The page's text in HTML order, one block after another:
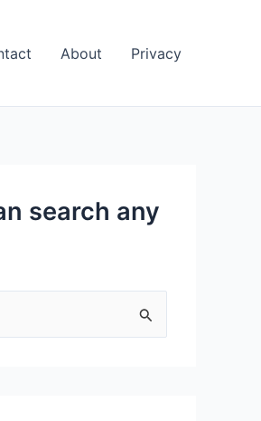
About Privacy
search any